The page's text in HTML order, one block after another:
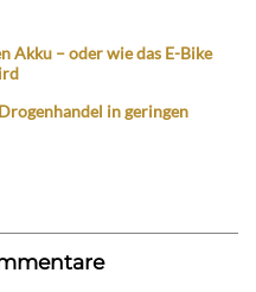
Akku – oder wie das E-Bike
in geringen